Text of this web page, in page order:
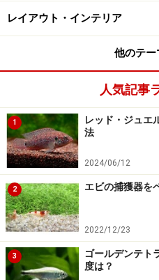
レイアウト・インテリア
他のテー
人気記事
1
レッド・ジュエ
法
2024/06/12
2 エビの捕獲器を
2022/12/23
3
ゴールデンテト
度は？